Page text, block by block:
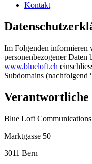
Kontakt
Im Folgenden informieren
personenbezogener Daten
www.blueloft.ch
Subdomains (nachfolgend
Verantwortliche
Blue Loft
Marktgasse 50
3011 Bern